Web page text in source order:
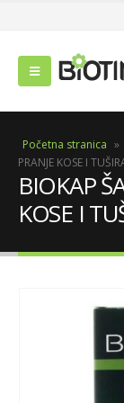
Početna stranica »
PRANJE KOSE I
BIOKAP
KOSE I